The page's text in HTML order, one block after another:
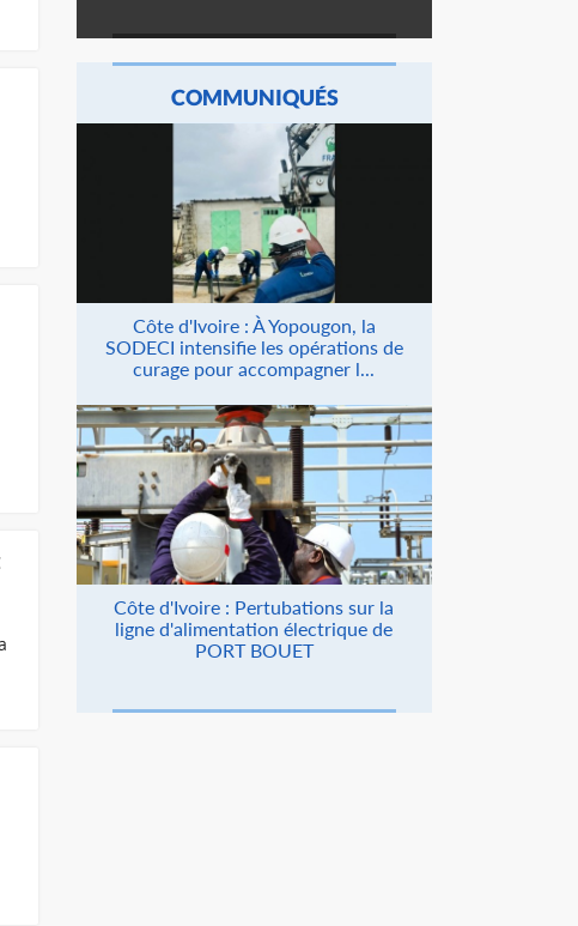
COMMUNIQUÉS
Côte d'Ivoire : À Yopougon, la
SODECI intensifie les opérations de
curage pour accompagner l...
Côte d'Ivoire : Pertubations sur la
ligne d'alimentation électrique de
PORT BOUET